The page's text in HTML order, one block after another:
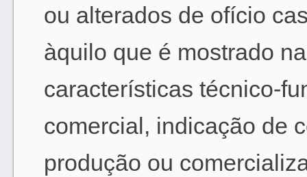
ou alterados de ofício
àquilo que é mostrado
características técnico-
comercial, indicação de
produção ou